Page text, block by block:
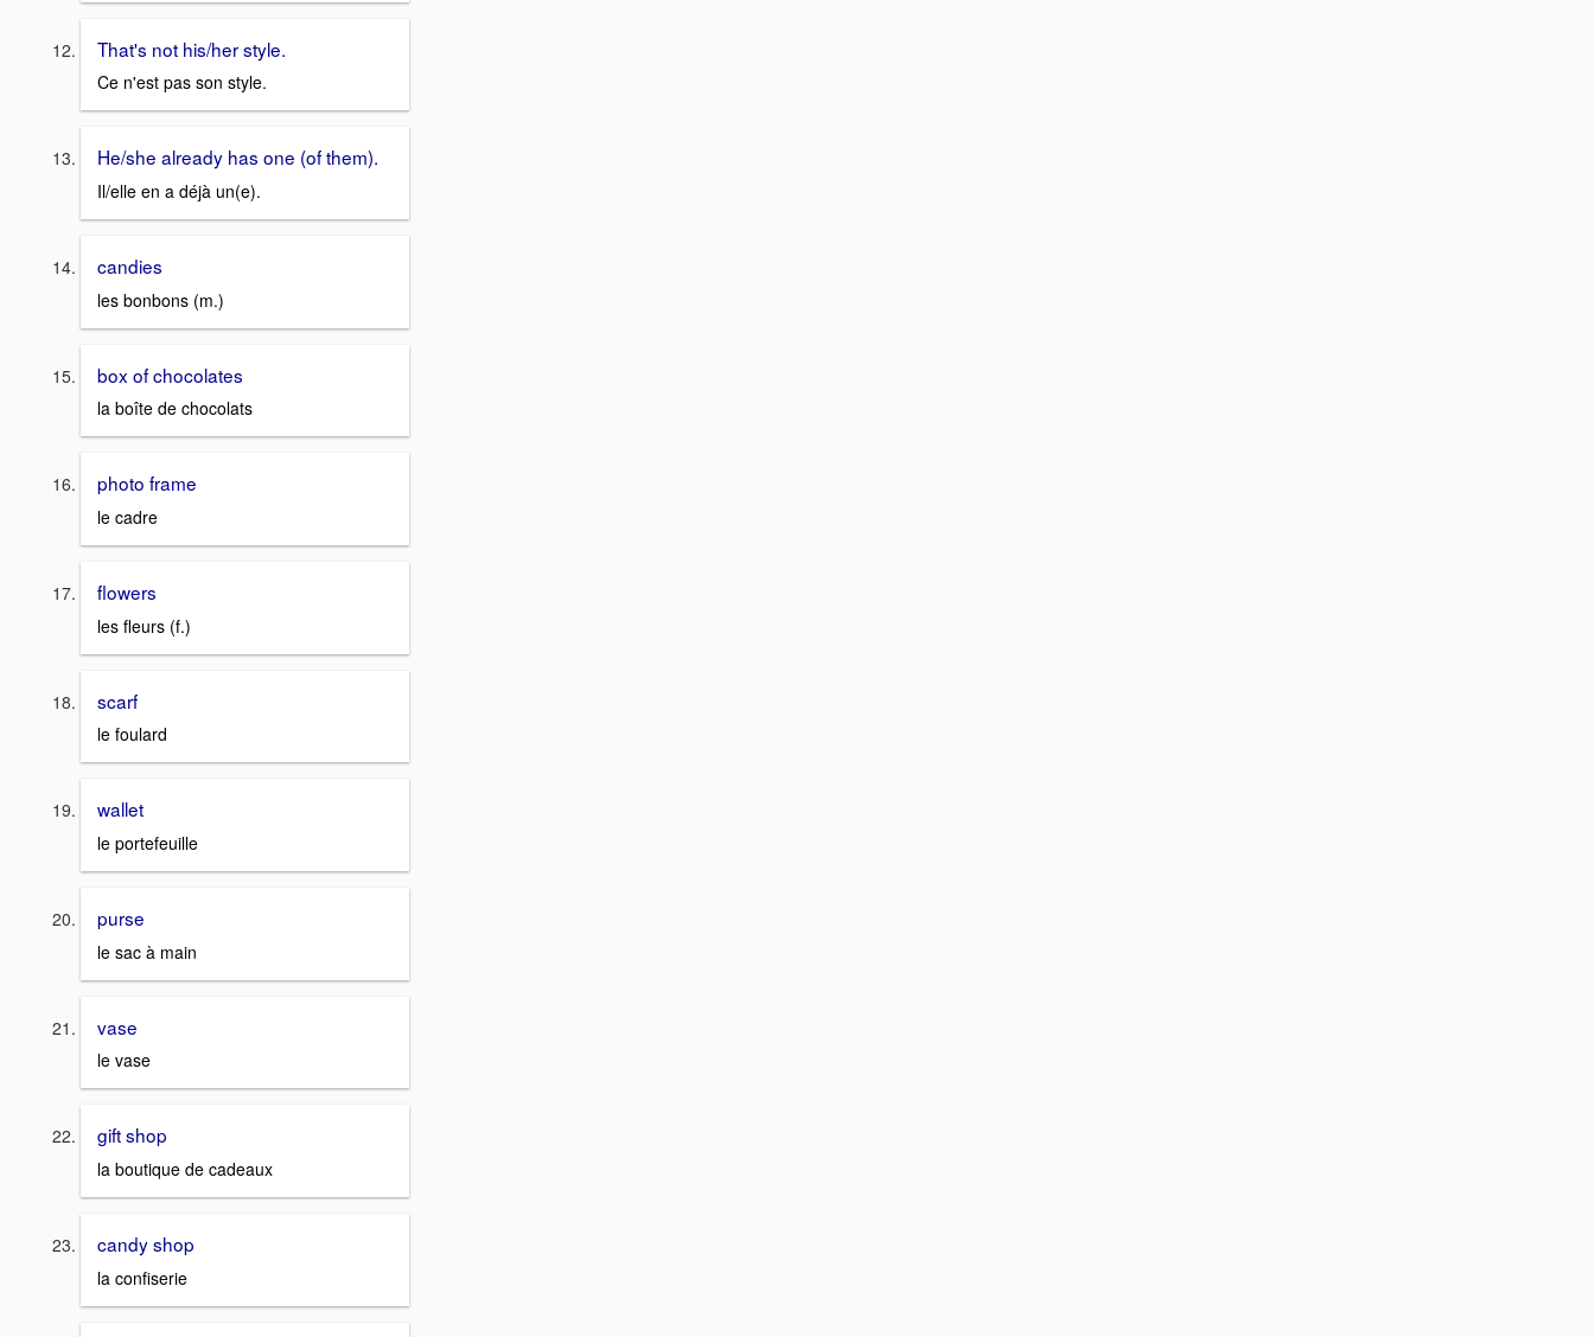
That's not his/her style.
Ce n'est pas son style.
He/she already has one (of them).
Il/elle en a déjà un(e).
candies
les bonbons (m.)
box of chocolates
la boîte de chocolats
photo frame
le cadre
flowers
les fleurs (f.)
scarf
le foulard
wallet
le portefeuille
purse
le sac à main
vase
le vase
gift shop
la boutique de cadeaux
candy shop
la confiserie